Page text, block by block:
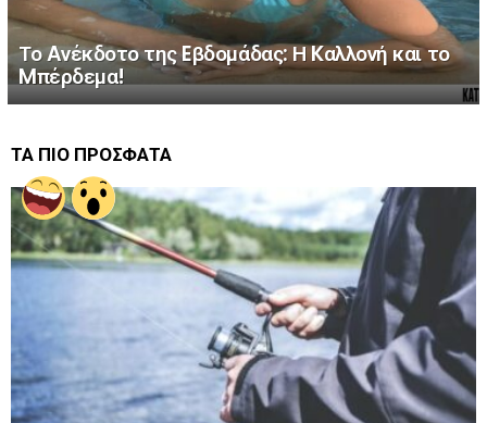
Το Aνέκδοτο της Eβδομάδας: Η Kαλλονή και το
Mπέρδεμα!
ΤΑ ΠΙΟ ΠΡΟΣΦΑΤΑ